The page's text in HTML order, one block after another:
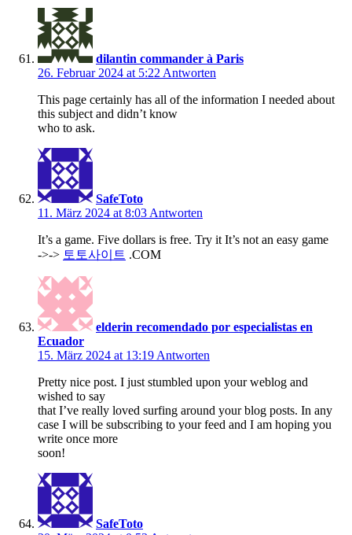
dilantin commander à Paris
26. Februar 2024 at 5:22Antworten
This page certainly has all of the information I needed about
this subject and didn’t know
who to ask.
SafeToto
11. März 2024 at 8:03Antworten
It’s a game. Five dollars is free. Try it It’s not an easy game
->-> 토토사이트 .COM
elderin recomendado por especialistas en
Ecuador
15. März 2024 at 13:19Antworten
Pretty nice post. I just stumbled upon your weblog and
wished to say
that I’ve really loved surfing around your blog posts. In any
case I will be subscribing to your feed and I am hoping you
write once more
soon!
SafeToto